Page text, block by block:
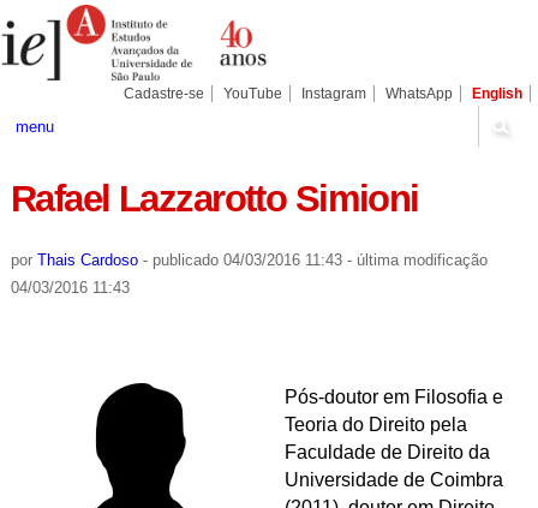
para
conteúdo.
Pessoais
Cadastre-se YouTube Instagram WhatsApp English
menu
Rafael Lazzarotto Simioni
por Thais Cardoso - publicado04/03/2016 11:43 - última modificação
04/03/2016 11:43
Pós-doutor em Filosofia e
Teoria do Direito pela
Faculdade de Direito da
Universidade de Coimbra